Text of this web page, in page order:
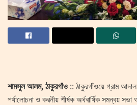
শামসুল আলম, ঠাকুরগাঁও :: ঠাকুরগাঁওয়ে গ্রাম
পর্যালোচনা ও করনীয় শীর্ষক অর্ধবার্ষিক সমন্বয় সভা